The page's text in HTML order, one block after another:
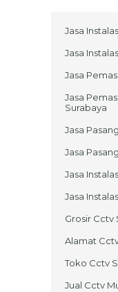
Jasa
Jasa
Jasa
Jasa
Surabaya
Jasa
Jasa
Jasa
Jasa
Grosir Cctv
Alamat
Toko Cctv
Jual Cctv